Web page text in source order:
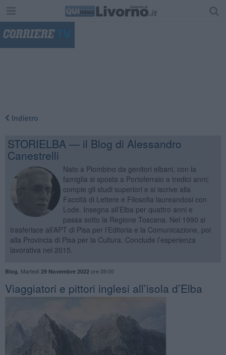
Indietro
STORIELBA — il Blog di Alessandro
Canestrelli
Nato a Piombino da genitori elbani, con la
famiglia si sposta a Portoferraio a tredici anni;
compie gli studi superiori e si iscrive alla
Facoltà di Lettere e Filosofia laureandosi con
Lode. Insegna all’Elba per quattro anni e
passa sotto la Regione Toscana. Nel 1990 si
trasferisce all’APT di Pisa per l'Editoria e la Comunicazione, poi
alla Provincia di Pisa per la Cultura. Conclude l’esperienza
lavorativa nel 2015.
Blog Martedì 29 Novembre 2022ore 09:00
​Viaggiatori e pittori inglesi all’isola d’Elba